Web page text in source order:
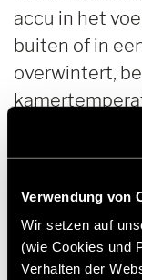
Verwendung von
Wir setzen auf
(wie Cookies und
Verhalten der
accu in het
buiten of in
overwintert,
vier à zes
diepontlading
Als er in de
zijn, die niet